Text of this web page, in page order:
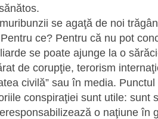
se agaţă de noi
ce? Pentru că nu pot
se poate ajunge la o
de corupţie, terorism
civilă” sau în media.
conspiraţiei sunt utile: sunt
o naţiune în